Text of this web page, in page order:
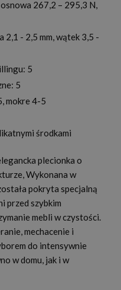
267,2 – 295,3 N,
2,1 - 2,5 mm, wątek 3,5 -
5
5
mokre 4-5
środkami
plecionka o
Wykonana w
pokryta specjalną
przed szybkim
mebli w czystości.
mechacenie i
do intensywnie
w domu, jak i w